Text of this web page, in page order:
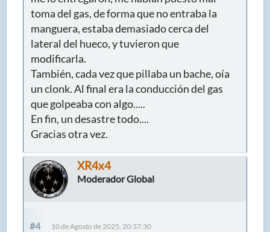
toma del gas, de forma que no entraba la
manguera, estaba demasiado cerca del
lateral del hueco, y tuvieron que
modificarla.
También, cada vez que pillaba un bache, oía
un clonk. Al final era la conducción del gas
que golpeaba con algo.....
En fin, un desastre todo....
Gracias otra vez.
XR4x4
Moderador Global
#4 10 de Agosto de 2025, 20:37:30